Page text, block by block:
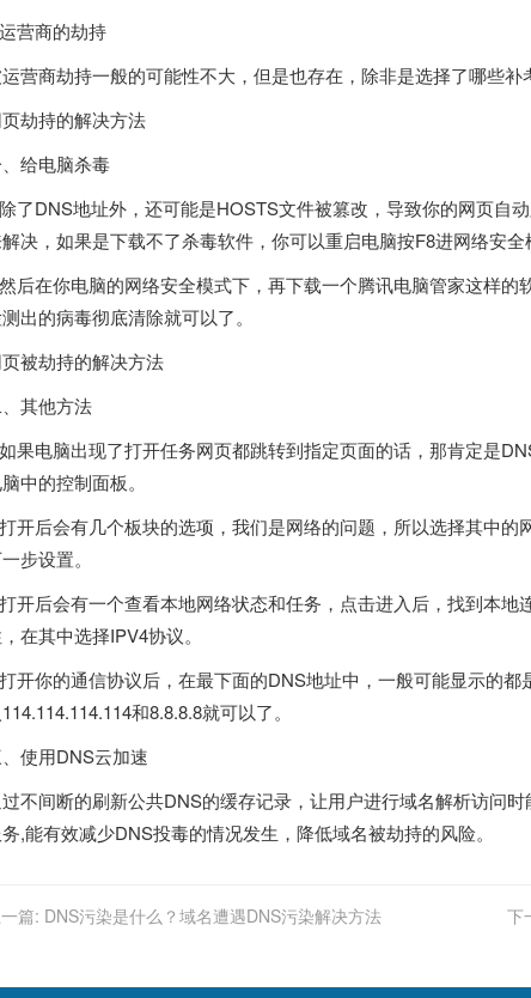
营商的劫持
营商劫持一般的可能性不大，但是也存在，除非是选择了哪些补
劫持的解决方法
给电脑杀毒
了DNS地址外，还可能是HOSTS文件被篡改，导致你的网页自
决，如果是下载不了杀毒软件，你可以重启电脑按F8进网络安全
后在你电脑的网络安全模式下，再下载一个腾讯电脑管家这样
出的病毒彻底清除就可以了。
被劫持的解决方法
、其他方法
果电脑出现了打开任务网页都跳转到指定页面的话，那肯定是
中的控制面板。
开后会有几个板块的选项，我们是网络的问题，所以选择其中的
步设置。
开后会有一个查看本地网络状态和任务，点击进入后，找到本
在其中选择IPV4协议。
开你的通信协议后，在最下面的DNS地址中，一般可能显示的
114.114.114.114和8.8.8.8就可以了。
使用DNS云加速
不间断的刷新公共DNS的缓存记录，让用户进行域名解析访问
务,能有效减少DNS投毒的情况发生，降低域名被劫持的风险。
篇: DNS污染是什么？域名遭遇DNS污染解决方法 下